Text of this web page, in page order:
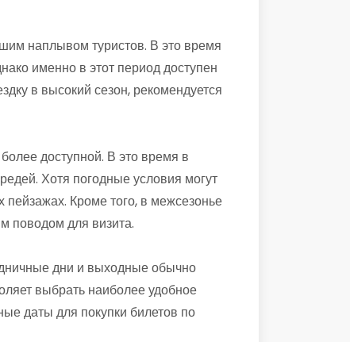
наплывом туристов. В это время
именно в этот период доступен
в высокий сезон, рекомендуется
доступной. В это время в
Хотя погодные условия могут
Кроме того, в межсезонье
поводом для визита.
дни и выходные обычно
выбрать наиболее удобное
даты для покупки билетов по